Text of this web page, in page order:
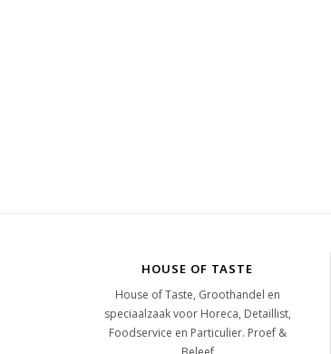
HOUSE OF TASTE
House of Taste, Groothandel en
speciaalzaak voor Horeca, Detaillist,
Foodservice en Particulier. Proef &